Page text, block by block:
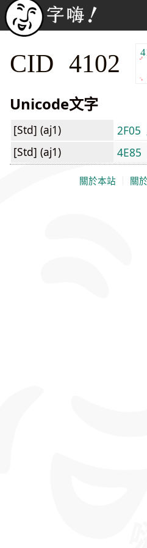
CID 4102
Unicode文字
[Std] (aj1)
2F05
[Std] (aj1)
4E85
關於本站 關